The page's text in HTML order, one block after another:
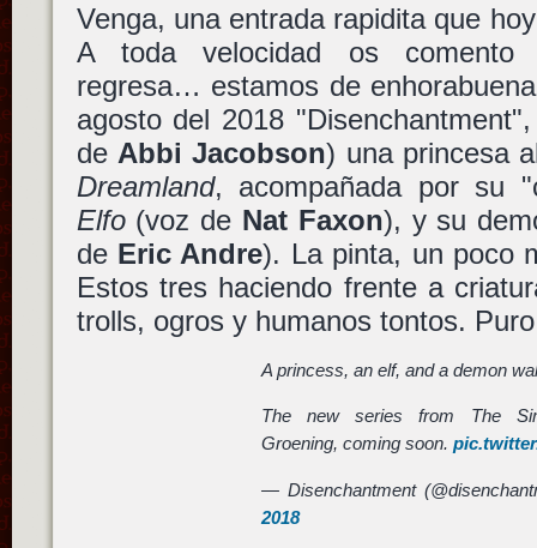
Venga, una entrada rapidita que
A toda velocidad os
regresa… estamos de
agosto del 2018
de Abbi Jacobson) una princesa
Dreamland, acompañada por su
Elfo(voz de Nat Faxon), y su
de Eric Andre). La pinta, un poco
Estos tres haciendo frente a
trolls, ogros y humanos tontos.
A princess, an elf, and a demon
The new series from The
Groening, coming soon.
— Disenchantment
2018